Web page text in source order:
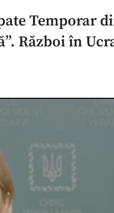
Temporar
Război în